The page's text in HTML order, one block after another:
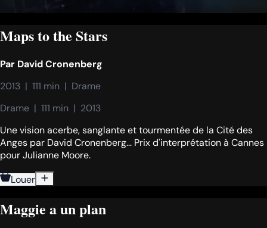
Maps to the Stars
Par David Cronenberg
2013  |  111 min  |  Drame
Drame  |  111 min  |  2013
Une vision acerbe, sanglante et tourmentée de la Cité des
Anges par David Cronenberg... Prix d'interprétation à Cannes
pour Julianne Moore.
Louer
Maggie a un plan